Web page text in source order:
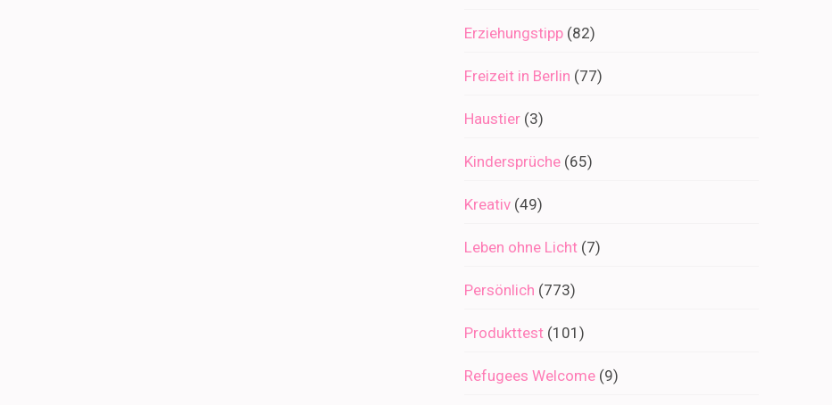
Erziehungstipp (82)
Freizeit in Berlin (77)
Haustier (3)
Kindersprüche (65)
Kreativ (49)
Leben ohne Licht (7)
Persönlich (773)
Produkttest (101)
Refugees Welcome (9)